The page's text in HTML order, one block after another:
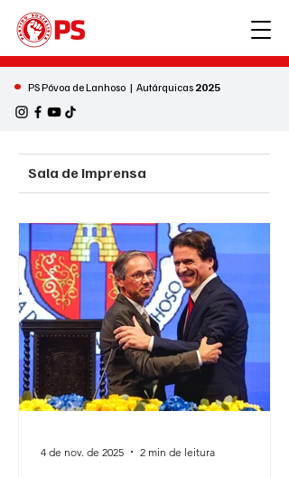
• PS Póvoa de Lanhoso | Autárquicas 2025
Sala de Imprensa
4 de nov. de 2025 2 min de leitura